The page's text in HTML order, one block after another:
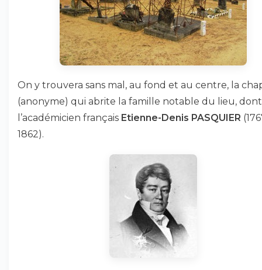
On y trouvera sans mal, au fond et au centre, la
(anonyme) qui abrite la famille notable du lieu, dont
l’académicien français Etienne-Denis PASQUIER
1862).